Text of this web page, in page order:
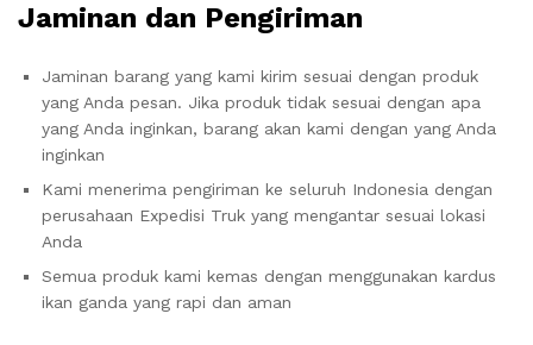
Jaminan dan Pengiriman
Jaminan barang yang kami kirim sesuai dengan produk
yang Anda pesan. Jika produk tidak sesuai dengan apa
yang Anda inginkan, barang akan kami dengan yang Anda
inginkan
Kami menerima pengiriman ke seluruh Indonesia dengan
perusahaan Expedisi Truk yang mengantar sesuai lokasi
Anda
Semua produk kami kemas dengan menggunakan kardus
ikan ganda yang rapi dan aman